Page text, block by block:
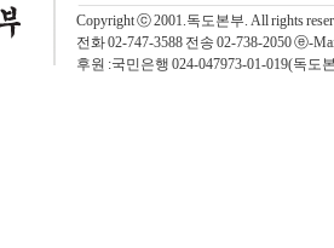
Copyright ⓒ 2001.독도본부. All rights
전화 02-747-3588 전송 02-738-2050 ⓔ-
후원 :국민은행 024-047973-01-019(독도